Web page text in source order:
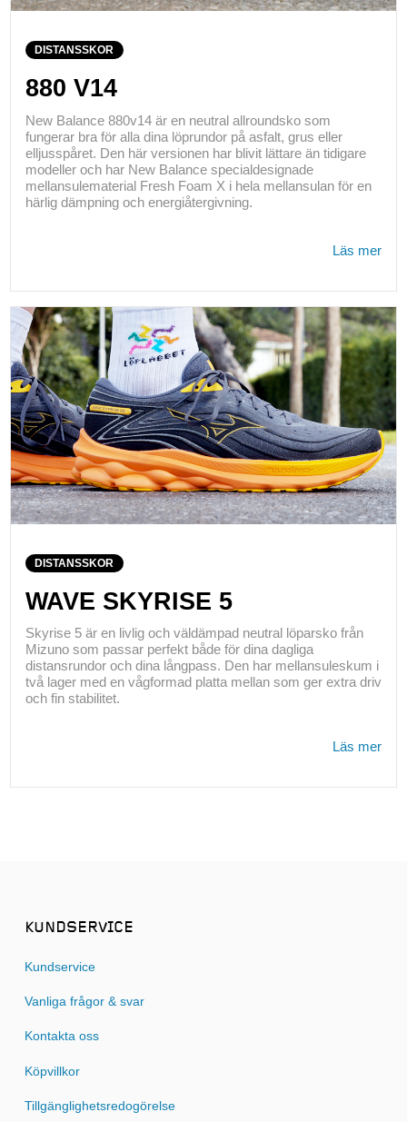
DISTANSSKOR
880 V14
New Balance 880v14 är en neutral allroundsko som
fungerar bra för alla dina löprundor på asfalt, grus eller
elljusspåret. Den här versionen har blivit lättare än tidigare
modeller och har New Balance specialdesignade
mellansulematerial Fresh Foam X i hela mellansulan för en
härlig dämpning och energiåtergivning.
Läs mer
DISTANSSKOR
WAVE SKYRISE 5
Skyrise 5 är en livlig och väldämpad neutral löparsko från
Mizuno som passar perfekt både för dina dagliga
distansrundor och dina långpass. Den har mellansuleskum i
två lager med en vågformad platta mellan som ger extra driv
och fin stabilitet.
Läs mer
KUNDSERVICE
Kundservice
Vanliga frågor & svar
Kontakta oss
Köpvillkor
Tillgänglighetsredogörelse